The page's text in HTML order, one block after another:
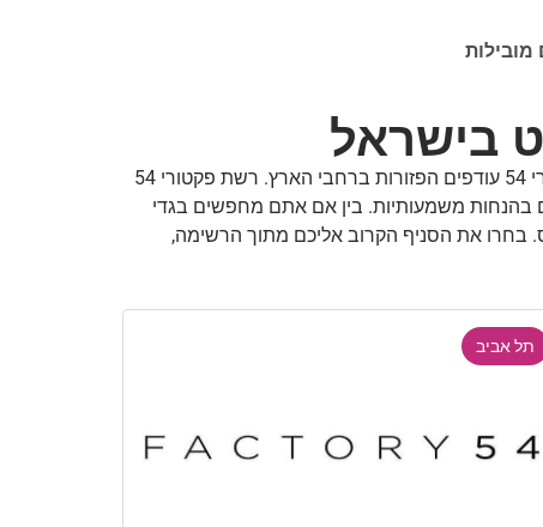
מובילות
מחפשים מותגי יוקרה במחירים נגישים יותר? הגעתם למקום הנכון. בעמוד זה ריכזנו עבורכם את כל המידע על חנויות פקטורי 54 עודפים הפזורות ברחבי הארץ. רשת פקטורי 54
בהנחות משמעותיות. בין אם אתם מחפשים בגדי
בחרו את הסניף הקרוב אליכם מתוך הרשימה,
תל אביב